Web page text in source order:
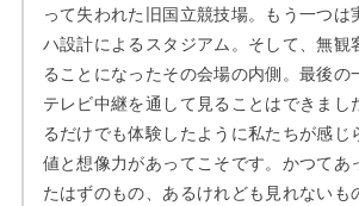
って失われた旧国立競技場。もう一つは
ハ設計によるスタジアム。そして、無観
ることになったその会場の内側。最後の
テレビ中継を通して見ることはできまし
るだけでも体験したように私たちが感じ
値と想像力があってこそです。かつてあ
たはずのもの、あるけれども見れないも